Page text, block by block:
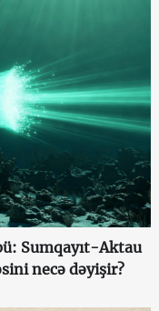
Sumqayıt-Aktau
necə dəyişir?